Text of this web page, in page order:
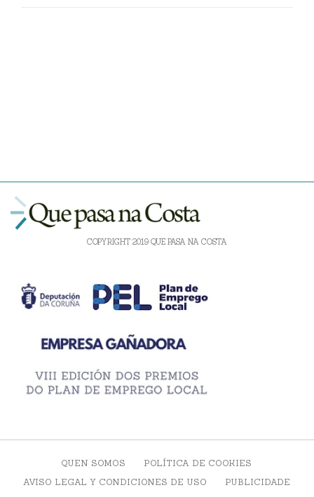
COPYRIGHT 2019 QUE PASA NA COSTA
QUEN SOMOS
POLÍTICA DE COOKIES
AVISO LEGAL Y CONDICIONES DE USO
PUBLICIDADE